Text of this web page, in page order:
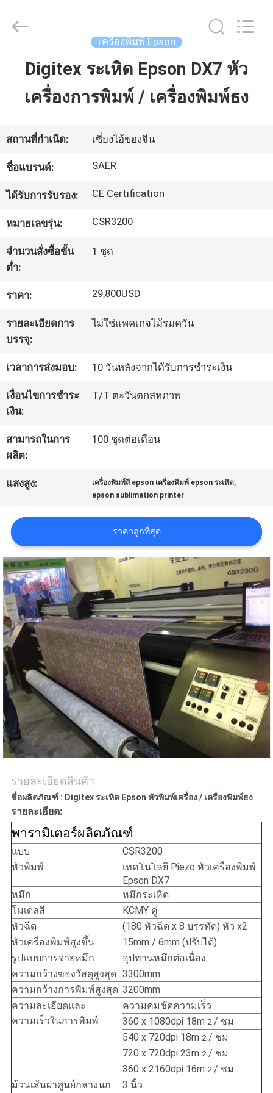
บ้าน
วิดีโอ
เรา
โรงงาน
ควบคุม
คุณภาพ
ติดต่อ
เรา
ข่าว
ทุก
กรณี
COMPANY
NEWS
แผนผัง
เว็บไซต์
นโยบาย
ความ
เป็น
ส่วน
ตัว
Shanghai
Color
เครื่องพิมพ์ Epson
Digitex ระเหิด Epson DX7 หัว
เครื่องการพิมพ์ / เครื่องพิมพ์ธง
สถานที่กำเนิด: เซี่ยงไฮ้ของจีน
ชื่อแบรนด์: SAER
ได้รับการรับรอง: CE Certification
หมายเลขรุ่น: CSR3200
จำนวนสั่งซื้อขั้น
ต่ำ:
1 ชุด
ราคา: 29,800USD
รายละเอียดการ
บรรจุ:
ไม่ใช่แพคเกจไม้รมควัน
เวลาการส่งมอบ: 10 วันหลังจากได้รับการชำระเงิน
เงื่อนไขการชำระ
เงิน:
T/T ตะวันตกสหภาพ
สามารถในการ
ผลิต:
100 ชุดต่อเดือน
แสงสูง: เครื่องพิมพ์สี epson เครื่องพิมพ์ epson ระเหิด,
epson sublimation printer
ราคาถูกที่สุด
รายละเอียดสินค้า
ชื่อผลิตภัณฑ์ : Digitex ระเหิด Epson หัวพิมพ์เครื่อง / เครื่องพิมพ์ธง
รายละเอียด:
พารามิเตอร์ผลิตภัณฑ์
แบบ
CSR3200
หัวพิมพ์
เทคโนโลยี Piezo หัวเครื่องพิมพ์
Epson DX7
หมึก
หมึกระเหิด
โมเดลสี
KCMY คู่
หัวฉีด
(180 หัวฉีด x 8 บรรทัด) หัว x2
หัวเครื่องพิมพ์สูงขึ้น
15mm / 6mm (ปรับได้)
รูปแบบการจ่ายหมึก
อุปทานหมึกต่อเนื่อง
ความกว้างของวัสดุสูงสุด 3300mm
ความกว้างการพิมพ์สูงสุด 3200mm
ความละเอียดและ
ความเร็วในการพิมพ์
ความคมชัดความเร็ว
360 x 1080dpi 18m 2/ ชม
540 x 720dpi 18m 2/ ชม
720 x 720dpi 23m 2/ ชม
360 x 2160dpi 16m 2/ ชม
ม้วนเส้นผ่าศูนย์กลางนก
3 นิ้ว